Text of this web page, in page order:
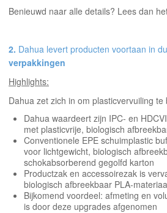
Benieuwd naar alle details? Lees dan
2. Dahua levert producten voortaan in
verpakkingen
Highlights:
Dahua zet zich in om plasticvervuiling te
Dahua waardeert zijn IPC- en
met plasticvrije, biologisch
Conventionele EPE schuimplastic
voor lichtgewicht, biologisch
schokabsorberend gegolfd karton
Productzak en accessoirezak is
biologisch afbreekbaar PLA-
Bijkomend voordeel: afmeting en
is door deze upgrades afgenomen